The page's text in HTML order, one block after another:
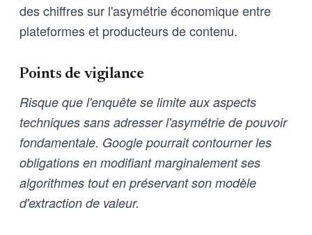
des chiffres sur l'asymétrie économique entre
plateformes et producteurs de contenu.
Points de vigilance
Risque que l'enquête se limite aux aspects
techniques sans adresser l'asymétrie de pouvoir
fondamentale. Google pourrait contourner les
obligations en modifiant marginalement ses
algorithmes tout en préservant son modèle
d'extraction de valeur.